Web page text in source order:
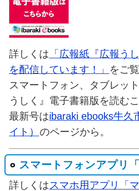
詳しくは 「広報紙『広報う
を配信しています！」 をご
スマートフォン、タブレッ
うしく』電子書籍版を読む
最新号はibaraki ebooks牛久
イト） のページから。
スマートフォンアプリ「
詳しくは スマホ用アプリ「